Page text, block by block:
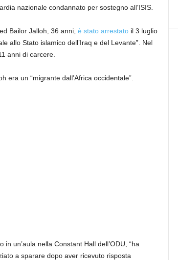
nazionale condannato per sostegno all’ISIS.
Bailor Jalloh, 36 anni, è stato arrestatoil 3 luglio
allo Stato islamico dell’Iraq e del Levante”. Nel
anni di carcere.
era un “migrante dall’Africa occidentale”.
un’aula nella Constant Hall dell’ODU, “ha
a sparare dopo aver ricevuto risposta